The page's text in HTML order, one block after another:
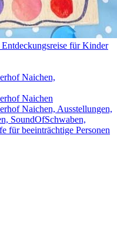
für Kinder
Naichen,
Naichen
Naichen, Ausstellungen,
SoundOfSchwaben,
für beeinträchtige Personen